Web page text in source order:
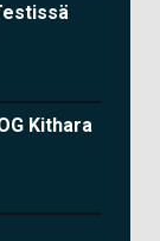
Kithara